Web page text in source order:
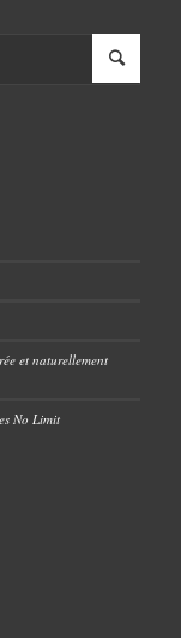
et naturellement
No Limit